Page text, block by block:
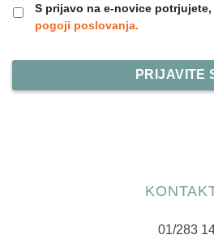
S prijavo na e-novice
pogoji poslovanja.
01/283